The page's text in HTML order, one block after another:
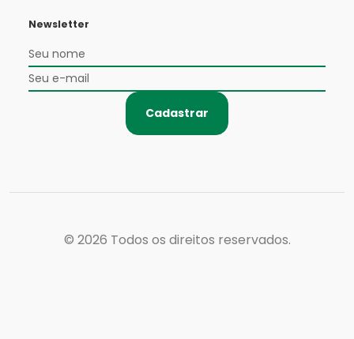
Newsletter
Cadastrar
© 2026 Todos os direitos reservados.